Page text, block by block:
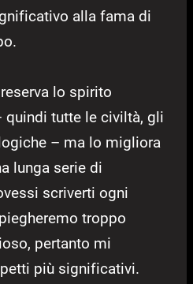
alla fama di
lo spirito
tutte le civiltà, gli
– ma lo migliora
lunga serie di
scriverti ogni
troppo
pertanto mi
più significativi.